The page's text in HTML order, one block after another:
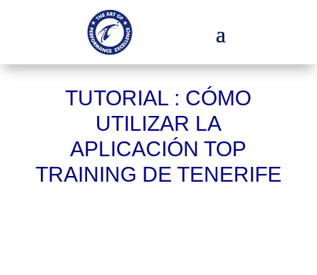
TUTORIAL : CÓMO
UTILIZAR LA
APLICACIÓN TOP
TRAINING DE TENERIFE